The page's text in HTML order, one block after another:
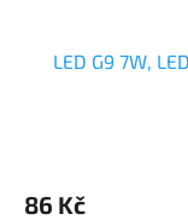
LED G9 7W,
86 Kč